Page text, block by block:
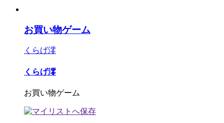
お買い物ゲーム
くらげ澪
くらげ澪
お買い物ゲーム